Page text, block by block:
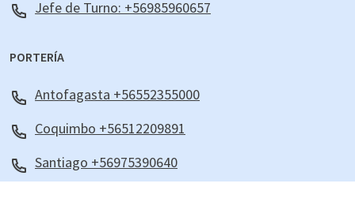
Jefe de Turno: +56985960657
PORTERÍA
Antofagasta +56552355000
Coquimbo +56512209891
Santiago +56975390640